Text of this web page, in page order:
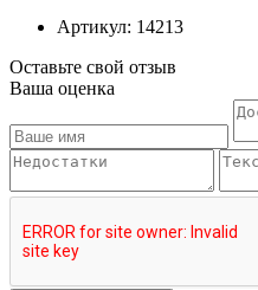
Артикул: 14213
Оставьте свой отзыв
Ваша оценка